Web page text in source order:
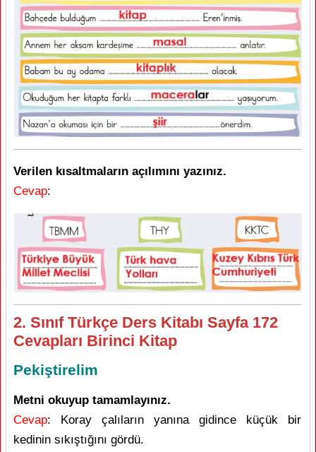
Verilen kısaltmaların açılımını yazınız.
Cevap:
2. Sınıf Türkçe Ders Kitabı Sayfa 172
Cevapları Birinci Kitap
Pekiştirelim
Metni okuyup tamamlayınız.
Cevap: Koray çalıların yanına gidince küçük bir
kedinin sıkıştığını gördü.